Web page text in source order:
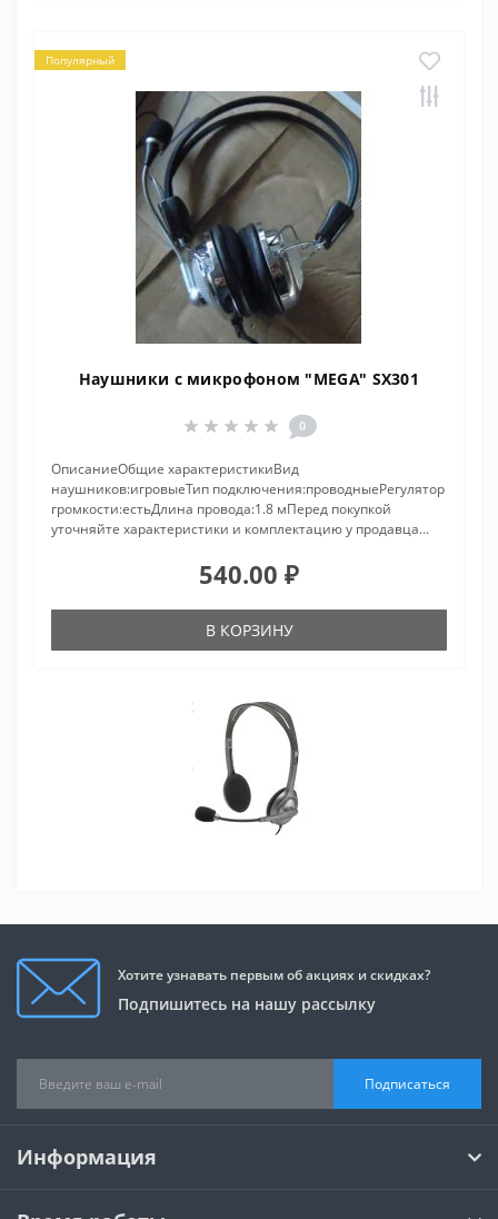
Популярный
Наушники с микрофоном "MEGA" SX301
0
ОписаниеОбщие характеристикиВид
наушников:игровыеТип подключения:проводныеРегулятор
громкости:естьДлина провода:1.8 мПеред покупкой
уточняйте характеристики и комплектацию у продавца...
540.00 ₽
В КОРЗИНУ
Хотите узнавать первым об акциях и скидках?
Подпишитесь на нашу рассылку
Подписаться
Информация